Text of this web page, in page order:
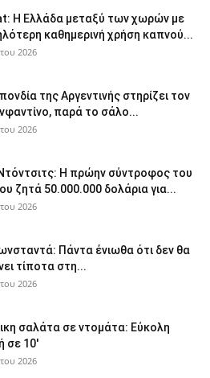
Η Ελλάδα μεταξύ των χωρών με
καθημερινή χρήση καπνού...
2026
της Αργεντινής στηρίζει τον
παρά το σάλο...
2026
Η πρώην σύντροφος του
ζητά 50.000.000 δολάρια για...
2026
Πάντα ένιωθα ότι δεν θα
τίποτα στη...
2026
σαλάτα σε ντομάτα: Εύκολη
σε 10′
2026